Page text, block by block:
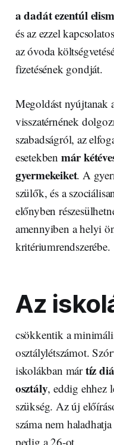
a dadát ezentúl
és az ezzel
az óvoda
fizetésének gondját.
Megoldást nyújtanak
visszatérnének
szabadságról, az
esetekben már
gyermekeiket. A
szülők, és a
előnyben
amennyiben a helyi
kritériumrendszerébe.
Az
csökkentik a
osztálylétszámot.
iskolákban mártíz
osztály, eddig ehhez
szükség. Az új
száma nem
pedig a 26-ot.